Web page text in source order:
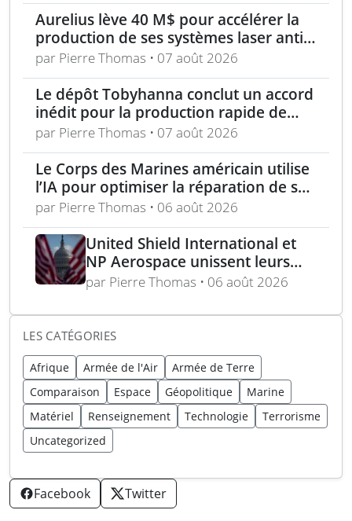
Aurelius lève 40 M$ pour accélérer la
production de ses systèmes laser anti-
drones
par Pierre Thomas • 07 août 2026
Le dépôt Tobyhanna conclut un accord
inédit pour la production rapide de
composants de sUAS
par Pierre Thomas • 07 août 2026
Le Corps des Marines américain utilise
l’IA pour optimiser la réparation de ses
équipements
par Pierre Thomas • 06 août 2026
United Shield International et
NP Aerospace unissent leurs
forces pour renforcer le soutien
déminage
par Pierre Thomas • 06 août 2026
LES CATÉGORIES
Afrique Armée de l'Air
Armée de Terre
Comparaison
Espace Géopolitique
Marine
Matériel
Renseignement Technologie
Terrorisme
Uncategorized
Facebook Twitter